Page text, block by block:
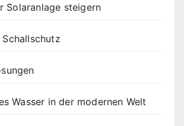
Solaranlage steigern
Wasser in der modernen Welt